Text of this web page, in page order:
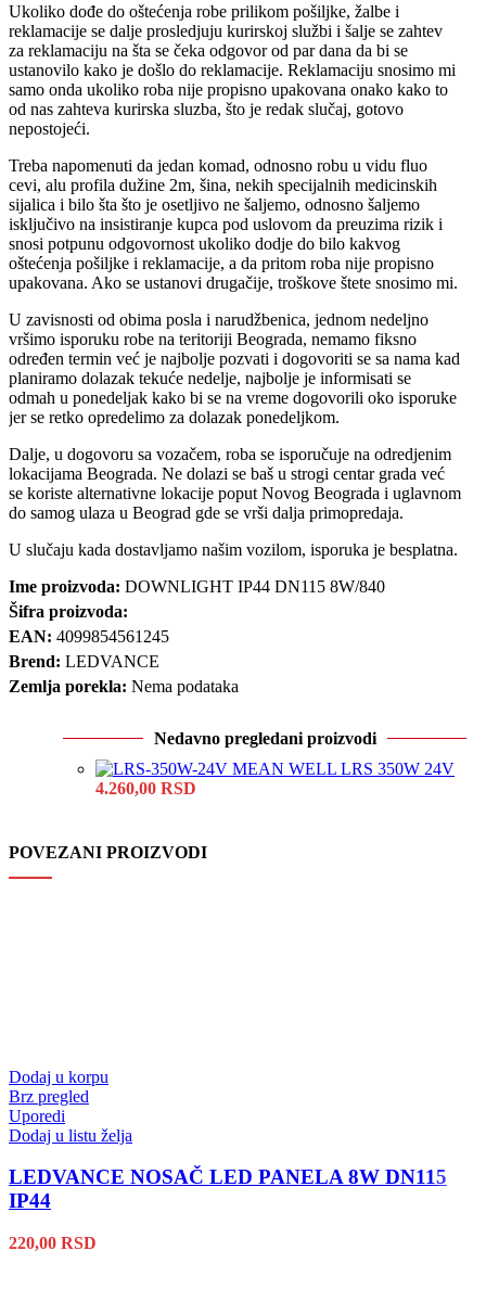
Ukoliko dođe do oštećenja robe prilikom pošiljke, žalbe i
reklamacije se dalje prosledjuju kurirskoj službi i šalje se zahtev
za reklamaciju na šta se čeka odgovor od par dana da bi se
ustanovilo kako je došlo do reklamacije. Reklamaciju snosimo mi
samo onda ukoliko roba nije propisno upakovana onako kako to
od nas zahteva kurirska sluzba, što je redak slučaj, gotovo
nepostojeći.
Treba napomenuti da jedan komad, odnosno robu u vidu fluo
cevi, alu profila dužine 2m, šina, nekih specijalnih medicinskih
sijalica i bilo šta što je osetljivo ne šaljemo, odnosno šaljemo
isključivo na insistiranje kupca pod uslovom da preuzima rizik i
snosi potpunu odgovornost ukoliko dodje do bilo kakvog
oštećenja pošiljke i reklamacije, a da pritom roba nije propisno
upakovana. Ako se ustanovi drugačije, troškove štete snosimo mi.
U zavisnosti od obima posla i narudžbenica, jednom nedeljno
vršimo isporuku robe na teritoriji Beograda, nemamo fiksno
određen termin već je najbolje pozvati i dogovoriti se sa nama kad
planiramo dolazak tekuće nedelje, najbolje je informisati se
odmah u ponedeljak kako bi se na vreme dogovorili oko isporuke
jer se retko opredelimo za dolazak ponedeljkom.
Dalje, u dogovoru sa vozačem, roba se isporučuje na odredjenim
lokacijama Beograda. Ne dolazi se baš u strogi centar grada već
se koriste alternativne lokacije poput Novog Beograda i uglavnom
do samog ulaza u Beograd gde se vrši dalja primopredaja.
U slučaju kada dostavljamo našim vozilom, isporuka je besplatna.
Ime proizvoda: DOWNLIGHT IP44 DN115 8W/840
Šifra proizvoda:
EAN: 4099854561245
Brend: LEDVANCE
Zemlja porekla: Nema podataka
Nedavno pregledani proizvodi
MEAN WELL LRS 350W 24V
4.260,00 RSD
POVEZANI PROIZVODI
Dodaj u korpu
Brz pregled
Uporedi
Dodaj u listu želja
LEDVANCE NOSAČ LED PANELA 8W DN115
IP44
220,00 RSD